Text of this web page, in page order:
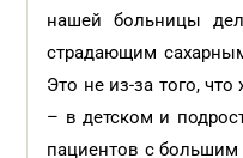
нашей больницы
страдающим
Это не из-за того,
– в детском и
пациентов с большим